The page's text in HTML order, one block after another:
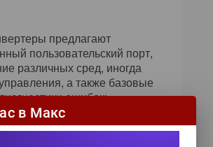
предлагают
пользовательский порт,
различных сред, иногда
а также базовые
ошибок;
реализуют OAM из конца в
в Макс